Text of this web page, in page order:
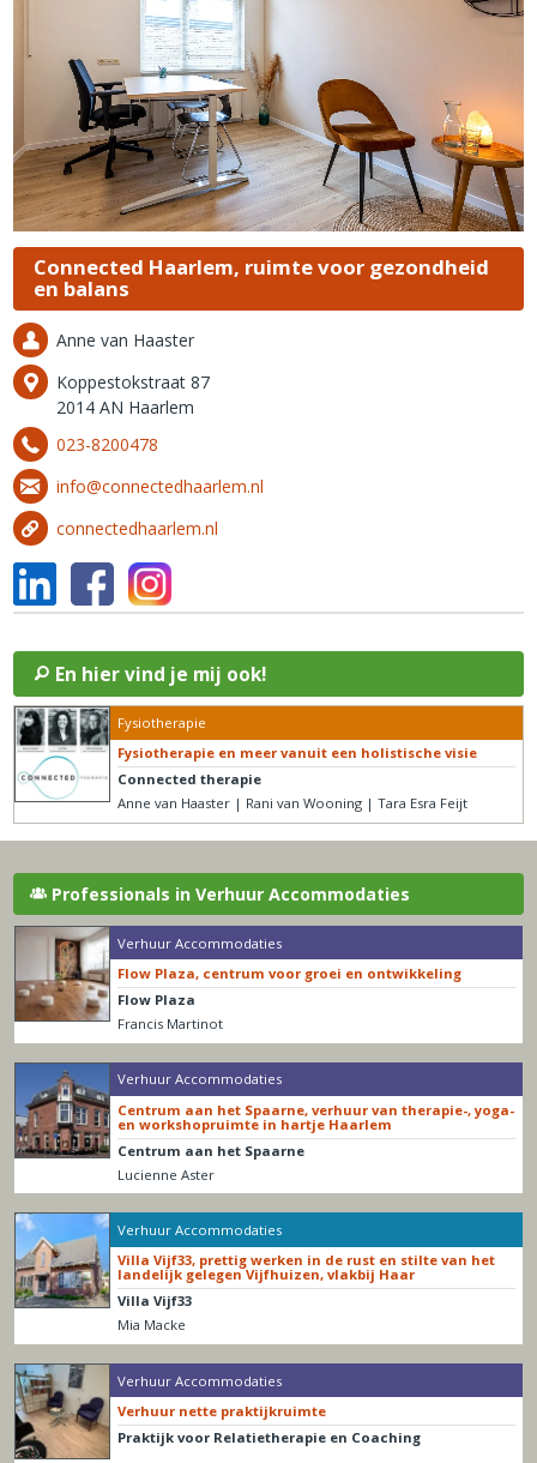
Connected Haarlem, ruimte voor gezondheid
en balans
Anne van Haaster
Koppestokstraat 87
2014 AN Haarlem
023-8200478
info@connectedhaarlem.nl
connectedhaarlem.nl
En hier vind je mij ook!
Fysiotherapie
Fysiotherapie en meer vanuit een holistische visie
Connected therapie
Anne van Haaster | Rani van Wooning | Tara Esra Feijt
Professionals in Verhuur Accommodaties
Verhuur Accommodaties
Flow Plaza, centrum voor groei en ontwikkeling
Flow Plaza
Francis Martinot
Verhuur Accommodaties
Centrum aan het Spaarne, verhuur van therapie-, yoga-
en workshopruimte in hartje Haarlem
Centrum aan het Spaarne
Lucienne Aster
Verhuur Accommodaties
Villa Vijf33, prettig werken in de rust en stilte van het
landelijk gelegen Vijfhuizen, vlakbij Haar
Villa Vijf33
Mia Macke
Verhuur Accommodaties
Verhuur nette praktijkruimte
Praktijk voor Relatietherapie en Coaching